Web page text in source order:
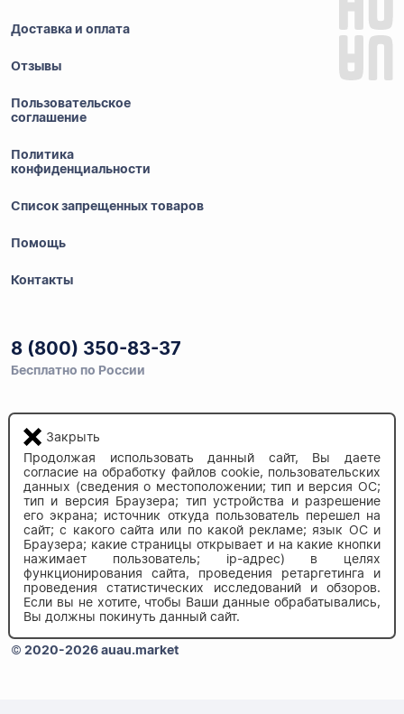
Доставка и оплата
Отзывы
Пользовательское
соглашение
Политика
конфиденциальности
Список запрещенных товаров
Помощь
Контакты
8 (800) 350-83-37
Бесплатно по России
Напишите нам
info@auau.market
236027, г.Калининград
ул.Калязинская 6, оф. 2
© 2020-2026 auau.market
Закрыть
Продолжая использовать данный сайт, Вы даете
согласие на обработку файлов cookie, пользовательских
данных (сведения о местоположении; тип и версия ОС;
тип и версия Браузера; тип устройства и разрешение
его экрана; источник откуда пользователь перешел на
сайт; с какого сайта или по какой рекламе; язык ОС и
Браузера; какие страницы открывает и на какие кнопки
нажимает пользователь; ip-адрес) в целях
функционирования сайта, проведения ретаргетинга и
проведения статистических исследований и обзоров.
Если вы не хотите, чтобы Ваши данные обрабатывались,
Вы должны покинуть данный сайт.